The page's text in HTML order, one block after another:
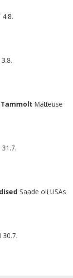
4.8.
3.8.
Tammolt Matteuse
31.7.
Saade oli USAs
30.7.